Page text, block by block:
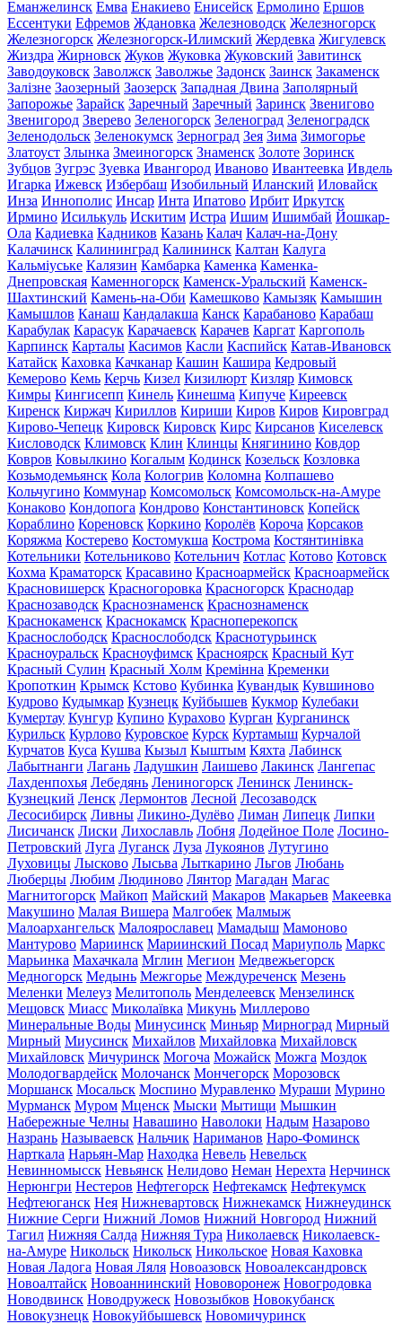
Еманжелинск Емва Енакиево Енисейск Ермолино Ершов
Ессентуки Ефремов Ждановка Железноводск Железногорск
Железногорск Железногорск-Илимский Жердевка Жигулевск
Жиздра Жирновск Жуков Жуковка Жуковский Завитинск
Заводоуковск Заволжск Заволжье Задонск Заинск Закаменск
Залізне Заозерный Заозерск Западная Двина Заполярный
Запорожье Зарайск Заречный Заречный Заринск Звенигово
Звенигород Зверево Зеленогорск Зеленоград Зеленоградск
Зеленодольск Зеленокумск Зерноград Зея Зима Зимогорье
Златоуст Злынка Змеиногорск Знаменск Золоте Зоринск
Зубцов Зугрэс Зуевка Ивангород Иваново Ивантеевка Ивдель
Игарка Ижевск Избербаш Изобильный Иланский Иловайск
Инза Иннополис Инсар Инта Ипатово Ирбит Иркутск
Ирмино Исилькуль Искитим Истра Ишим Ишимбай Йошкар-
Ола Кадиевка Кадников Казань Калач Калач-на-Дону
Калачинск Калининград Калининск Калтан Калуга
Кальміуське Калязин Камбарка Каменка Каменка-
Днепровская Каменногорск Каменск-Уральский Каменск-
Шахтинский Камень-на-Оби Камешково Камызяк Камышин
Камышлов Канаш Кандалакша Канск Карабаново Карабаш
Карабулак Карасук Карачаевск Карачев Каргат Каргополь
Карпинск Карталы Касимов Касли Каспийск Катав-Ивановск
Катайск Каховка Качканар Кашин Кашира Кедровый
Кемерово Кемь Керчь Кизел Кизилюрт Кизляр Кимовск
Кимры Кингисепп Кинель Кинешма Кипуче Киреевск
Киренск Киржач Кириллов Кириши Киров Киров Кировград
Кирово-Чепецк Кировск Кировск Кирс Кирсанов Киселевск
Кисловодск Климовск Клин Клинцы Княгинино Ковдор
Ковров Ковылкино Когалым Кодинск Козельск Козловка
Козьмодемьянск Кола Кологрив Коломна Колпашево
Кольчугино Коммунар Комсомольск Комсомольск-на-Амуре
Конаково Кондопога Кондрово Константиновск Копейск
Кораблино Кореновск Коркино Королёв Короча Корсаков
Коряжма Костерево Костомукша Кострома Костянтинівка
Котельники Котельниково Котельнич Котлас Котово Котовск
Кохма Краматорск Красавино Красноармейск Красноармейск
Красновишерск Красногоровка Красногорск Краснодар
Краснозаводск Краснознаменск Краснознаменск
Краснокаменск Краснокамск Красноперекопск
Краснослободск Краснослободск Краснотурьинск
Красноуральск Красноуфимск Красноярск Красный Кут
Красный Сулин Красный Холм Кремінна Кременки
Кропоткин Крымск Кстово Кубинка Кувандык Кувшиново
Кудрово Кудымкар Кузнецк Куйбышев Кукмор Кулебаки
Кумертау Кунгур Купино Курахово Курган Курганинск
Курильск Курлово Куровское Курск Куртамыш Курчалой
Курчатов Куса Кушва Кызыл Кыштым Кяхта Лабинск
Лабытнанги Лагань Ладушкин Лаишево Лакинск Лангепас
Лахденпохья Лебедянь Лениногорск Ленинск Ленинск-
Кузнецкий Ленск Лермонтов Лесной Лесозаводск
Лесосибирск Ливны Ликино-Дулёво Лиман Липецк Липки
Лисичанск Лиски Лихославль Лобня Лодейное Поле Лосино-
Петровский Луга Луганск Луза Лукоянов Лутугино
Луховицы Лысково Лысьва Лыткарино Льгов Любань
Люберцы Любим Людиново Лянтор Магадан Магас
Магнитогорск Майкоп Майский Макаров Макарьев Макеевка
Макушино Малая Вишера Малгобек Малмыж
Малоархангельск Малоярославец Мамадыш Мамоново
Мантурово Мариинск Мариинский Посад Мариуполь Маркс
Марьинка Махачкала Мглин Мегион Медвежьегорск
Медногорск Медынь Межгорье Междуреченск Мезень
Меленки Мелеуз Мелитополь Менделеевск Мензелинск
Мещовск Миасс Миколаївка Микунь Миллерово
Минеральные Воды Минусинск Миньяр Мирноград Мирный
Мирный Миусинск Михайлов Михайловка Михайловск
Михайловск Мичуринск Могоча Можайск Можга Моздок
Молодогвардейск Молочанск Мончегорск Морозовск
Моршанск Мосальск Моспино Муравленко Мураши Мурино
Мурманск Муром Мценск Мыски Мытищи Мышкин
Набережные Челны Навашино Наволоки Надым Назарово
Назрань Называевск Нальчик Нариманов Наро-Фоминск
Нарткала Нарьян-Мар Находка Невель Невельск
Невинномысск Невьянск Нелидово Неман Нерехта Нерчинск
Нерюнгри Нестеров Нефтегорск Нефтекамск Нефтекумск
Нефтеюганск Нея Нижневартовск Нижнекамск Нижнеудинск
Нижние Серги Нижний Ломов Нижний Новгород Нижний
Тагил Нижняя Салда Нижняя Тура Николаевск Николаевск-
на-Амуре Никольск Никольск Никольское Новая Каховка
Новая Ладога Новая Ляля Новоазовск Новоалександровск
Новоалтайск Новоаннинский Нововоронеж Новогродовка
Новодвинск Новодружеск Новозыбков Новокубанск
Новокузнецк Новокуйбышевск Новомичуринск